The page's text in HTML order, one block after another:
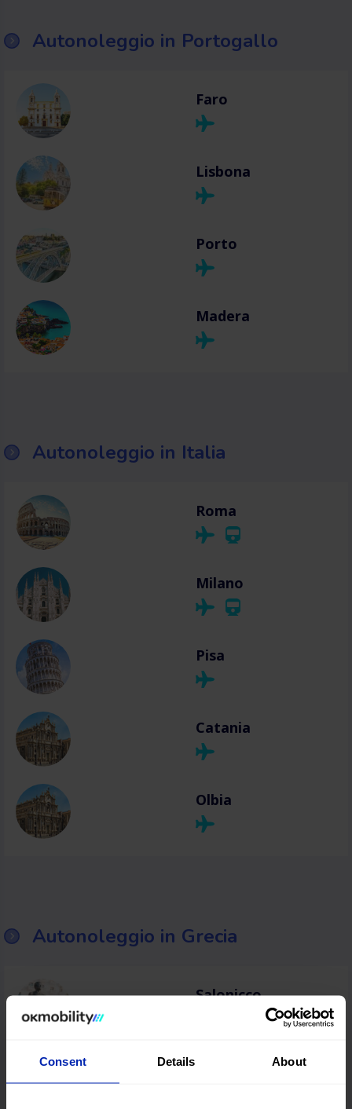
Consent Details About
Autonoleggio in Portogallo
Faro
Lisbona
Porto
Madera
Autonoleggio in Italia
Roma
Milano
Pisa
Catania
Olbia
Autonoleggio in Grecia
Salonicco